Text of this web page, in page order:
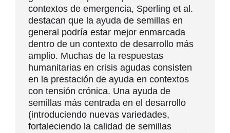
contextos de emergencia, Sperling et al.
destacan que la ayuda de semillas en
general podría estar mejor enmarcada
dentro de un contexto de desarrollo más
amplio. Muchas de la respuestas
humanitarias en crisis agudas consisten
en la prestación de ayuda en contextos
con tensión crónica. Una ayuda de
semillas más centrada en el desarrollo
(introduciendo nuevas variedades,
fortaleciendo la calidad de semillas